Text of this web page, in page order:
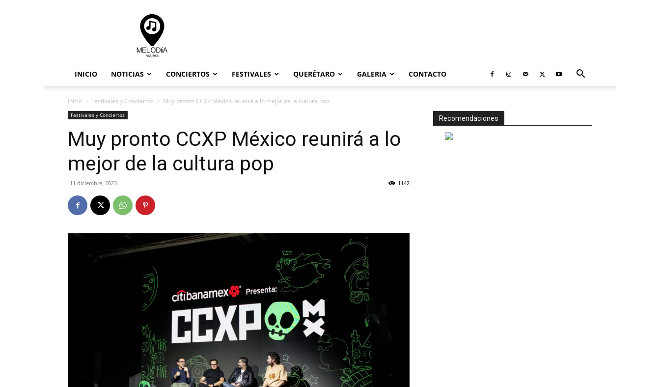
Melodia
Viajera
INICIO NOTICIAS CONCIERTOS FESTIVALES QUERÉTARO GALERIA CONTACTO
Inicio Festivales y Conciertos Muy pronto CCXP México reunirá a lo mejor de la cultura pop
Festivales y Conciertos
Muy pronto CCXP México reunirá a lo
mejor de la cultura pop
11 diciembre, 2023 1142
Recomendaciones